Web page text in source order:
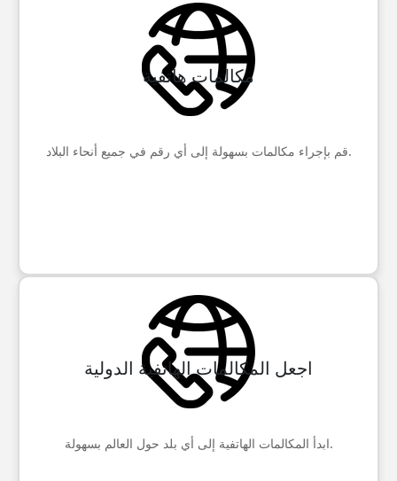
مكالمات هاتفية
قم بإجراء مكالمات بسهولة إلى أي رقم في جميع أنحاء البلاد.
اجعل المكالمات الهاتفية الدولية
ابدأ المكالمات الهاتفية إلى أي بلد حول العالم بسهولة.